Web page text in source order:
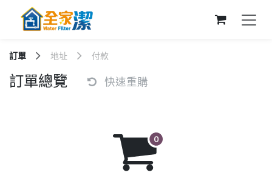
跳至內容
訂單 地址 付款
訂單總覽 快速重購